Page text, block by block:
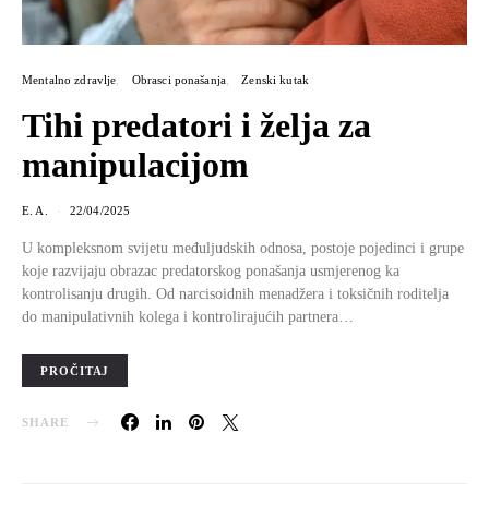
Mentalno zdravlje Obrasci ponašanja Zenski kutak
Tihi predatori i želja za
manipulacijom
E. A. 22/04/2025
U kompleksnom svijetu međuljudskih odnosa, postoje pojedinci i grupe
koje razvijaju obrazac predatorskog ponašanja usmjerenog ka
kontrolisanju drugih. Od narcisoidnih menadžera i toksičnih roditelja
do manipulativnih kolega i kontrolirajućih partnera…
PROČITAJ
SHARE